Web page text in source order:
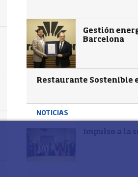
Gestión
Barcelona
Restaurante Sostenible
NOTICIAS